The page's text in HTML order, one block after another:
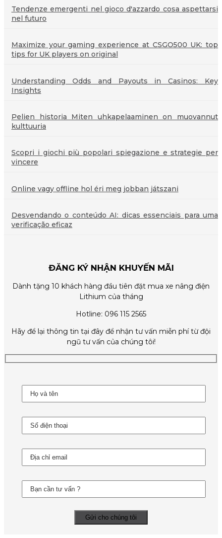
Tendenze emergenti nel gioco d'azzardo cosa aspettarsi
nel futuro
Maximize your gaming experience at CSGO500 UK: top
tips for UK players on original
Understanding Odds and Payouts in Casinos: Key
Insights
Pelien historia Miten uhkapelaaminen on muovannut
kulttuuria
Scopri i giochi più popolari spiegazione e strategie per
vincere
Online vagy offline hol éri meg jobban játszani
Desvendando o conteúdo AI: dicas essenciais para uma
verificação eficaz
ĐĂNG KÝ NHẬN KHUYẾN MÃI
Dành tặng 10 khách hàng đầu tiên đặt mua xe nâng điện
Lithium của tháng
Hotline: 096 115 2565
Hãy để lại thông tin tại đây để nhận tư vấn miễn phí từ đội
ngũ tư vấn của chúng tôi!